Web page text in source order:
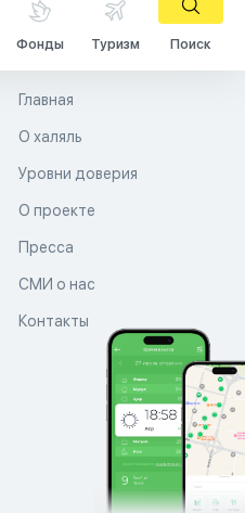
Фонды Туризм Поиск
Главная
О халяль
Уровни доверия
О проекте
Пресса
СМИ о нас
Контакты